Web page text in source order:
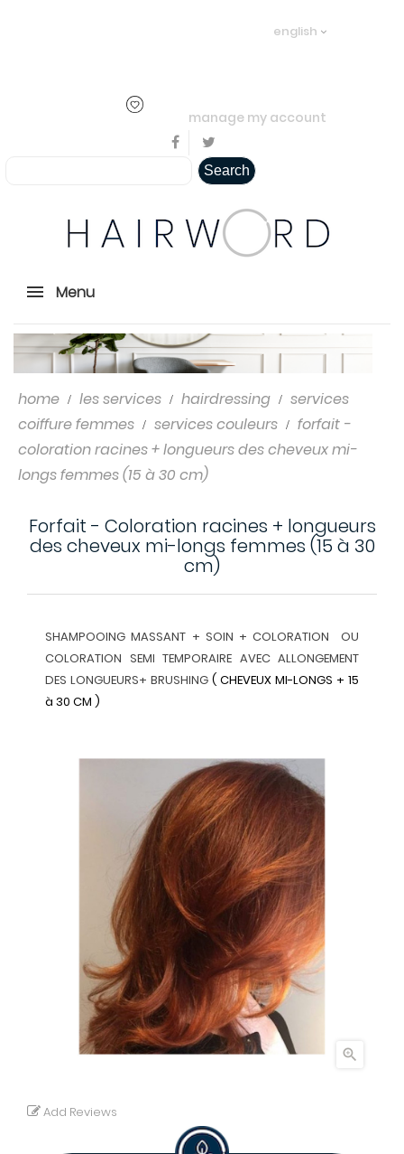
english
manage my account
Search
Menu
home les services hairdressing
services
coiffure femmes
services couleurs
forfait -
coloration racines + longueurs des cheveux mi-
longs femmes (15 à 30 cm)
Forfait - Coloration racines + longueurs
des cheveux mi-longs femmes (15 à 30
cm)
SHAMPOOING MASSANT + SOIN + COLORATION OU
COLORATION SEMI TEMPORAIRE AVEC ALLONGEMENT
DES LONGUEURS+ BRUSHING ( CHEVEUX MI-LONGS + 15
à 30 CM )

Add Reviews